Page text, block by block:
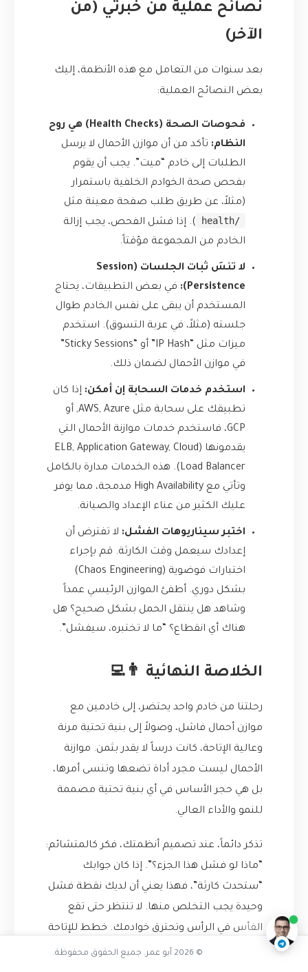
نصائح عملية من خبرتي (من
الآخر)
بعد سنوات من التعامل مع هذه الأنظمة، إليك
بعض النصائح العملية:
فحوصات الصحة (Health Checks) هي روح
النظام: تأكد من أن موازن الأحمال لا يرسل
الطلبات إلى خادم “ميت”. يجب أن يقوم
بفحص صحة الخوادم الخلفية باستمرار
(مثلاً، عن طريق طلب صفحة معينة مثل
/health
). إذا فشل الفحص، يجب إزالة
الخادم من المجموعة مؤقتاً.
لا تنسَ ثبات الجلسات (Session
Persistence):
في بعض التطبيقات، يحتاج
المستخدم أن يبقى على نفس الخادم طوال
جلسته (مثلاً، في عربة التسوق). استخدم
ميزات مثل “IP Hash” أو “Sticky Sessions”
في موازن الأحمال لضمان ذلك.
استخدم خدمات السحابة إن أمكن: إذا كان
تطبيقك على سحابة مثل AWS, Azure, أو
GCP، فاستخدم خدمات موازنة الأحمال التي
يقدمونها (ELB, Application Gateway, Cloud
Load Balancer). هذه الخدمات مدارة بالكامل
وتأتي مع High Availability مدمجة، مما يوفر
عليك الكثير من عناء الإعداد والصيانة.
اختبر سيناريوهات الفشل: لا تفترض أن
إعدادك سيعمل وقت الكارثة. قم بإجراء
اختبارات فوضوية (Chaos Engineering)
بشكل دوري. أطفئ الموازن الرئيسي عمداً
وشاهد هل ينتقل الحمل بشكل صحيح؟ هل
هناك أي انقطاع؟ “ما لا تختبره، سيفشل”.
الخلاصة النهائية 👨‍💻
رحلتنا من خادم واحد يحتضر، إلى خادمين مع
موازن أحمال فاشل، وصولاً إلى بنية تحتية مرنة
وعالية الإتاحة، كانت درساً لا يقدر بثمن. موازنة
الأحمال ليست مجرد أداة تضعها وتنسى أمرها،
بل هي حجر الأساس في أي بنية تحتية مصممة
للنمو والأداء العالي.
تذكر دائماً، عند تصميم أنظمتك، فكر كالمتشائم:
“ماذا لو فشل هذا الجزء؟”. إذا كان جوابك
“ستحدث كارثة”، فهذا يعني أن لديك نقطة فشل
وحيدة يجب التخلص منها. لا تنتظر حتى تقع
الفأس في الرأس وتحترق خوادمك. خطط للإتاحة
العالية من اليوم الأول، وستنام قرير العين بينما
كيف يعمل موازن الأحمال
ناقشنا على تليجرام@AbuOmarTech_bot
© 2026 أبو عمر. جميع الحقوق محفوظة.